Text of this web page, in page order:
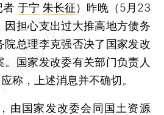
者 于宁 朱长征） 昨晚（5月23
因担心支出过大推高地方债务
院总理李克强否决了国家发改
国家发改委有关部门负责人
称，上述消息并不确切。
国家发改委会同国土资源